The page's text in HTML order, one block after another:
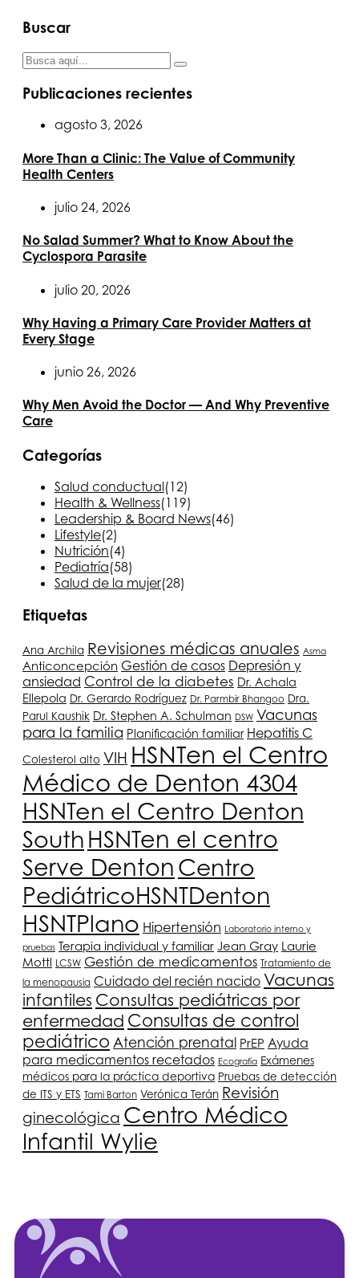
Buscar
Publicaciones recientes
agosto 3, 2026
More Than a Clinic: The Value of Community
Health Centers
julio 24, 2026
No Salad Summer? What to Know About the
Cyclospora Parasite
julio 20, 2026
Why Having a Primary Care Provider Matters at
Every Stage
junio 26, 2026
Why Men Avoid the Doctor — And Why Preventive
Care
Categorías
Salud conductual(12)
Health & Wellness(119)
Leadership & Board News(46)
Lifestyle(2)
Nutrición(4)
Pediatría(58)
Salud de la mujer(28)
Etiquetas
Ana Archila Revisiones médicas anuales Asma
Anticoncepción Gestión de casos Depresión y
ansiedad Control de la diabetes Dr. Achala
Ellepola Dr. Gerardo Rodríguez Dr. Parmbir Bhangoo Dra.
Parul Kaushik Dr. Stephen A. Schulman DSW Vacunas
para la familia Planificación familiar Hepatitis C
Colesterol alto VIH HSNTen el Centro
Médico de Denton 4304
HSNTen el Centro Denton
South HSNTen el centro
Serve Denton Centro
PediátricoHSNTDenton
HSNTPlano Hipertensión Laboratorio interno y
pruebas Terapia individual y familiar Jean Gray Laurie
Mottl LCSW Gestión de medicamentos Tratamiento de
la menopausia Cuidado del recién nacido Vacunas
infantiles Consultas pediátricas por
enfermedad Consultas de control
pediátrico Atención prenatal PrEP Ayuda
para medicamentos recetados Ecografía Exámenes
médicos para la práctica deportiva Pruebas de detección
de ITS y ETS Tami Barton Verónica Terán Revisión
ginecológica Centro Médico
Infantil Wylie